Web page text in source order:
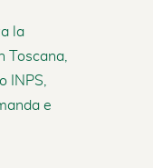
la
Toscana,
INPS,
e